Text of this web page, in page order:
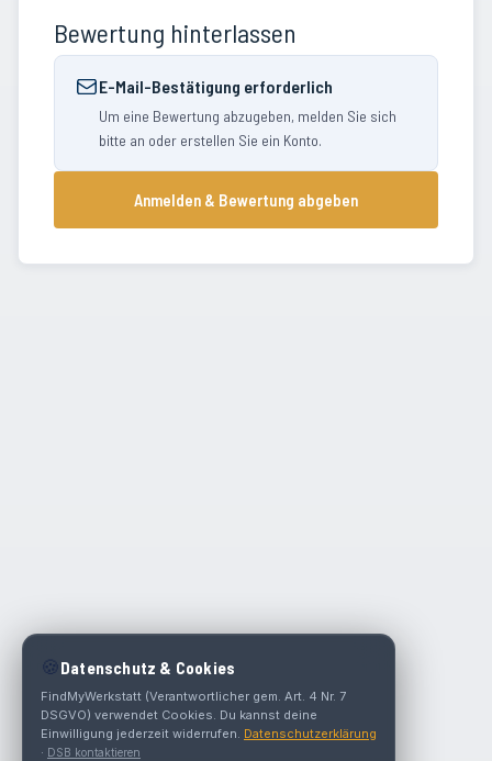
Bewertung hinterlassen
E-Mail-Bestätigung erforderlich
Um eine Bewertung abzugeben, melden Sie sich
bitte an oder erstellen Sie ein Konto.
Anmelden & Bewertung abgeben
🍪 Datenschutz & Cookies
FindMyWerkstatt (Verantwortlicher gem. Art. 4 Nr. 7
DSGVO) verwendet Cookies. Du kannst deine
Einwilligung jederzeit widerrufen. Datenschutzerklärung
· DSB kontaktieren